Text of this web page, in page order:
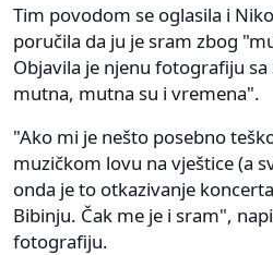
Tim povodom se oglasila i
poručila da ju je sram zbog
Objavila je njenu fotografiju
mutna, mutna su i vremena".
"Ako mi je nešto posebno
muzičkom lovu na vještice (a
onda je to otkazivanje
Bibinju. Čak me je i sram",
fotografiju.